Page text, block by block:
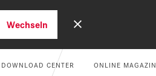
Wechseln
DOWNLOAD CENTER ONLINE MAGAZIN